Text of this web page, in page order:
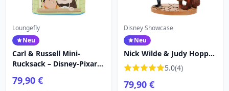
Loungefly
Neu
Carl & Russell Mini-
Rucksack – Disney-Pixar
79,90 €
Disney Showcase
Neu
Nick Wilde & Judy Hopps
Figur – Zootopia – Disney
Showcase Kollektion
5.0(4)
79,90 €